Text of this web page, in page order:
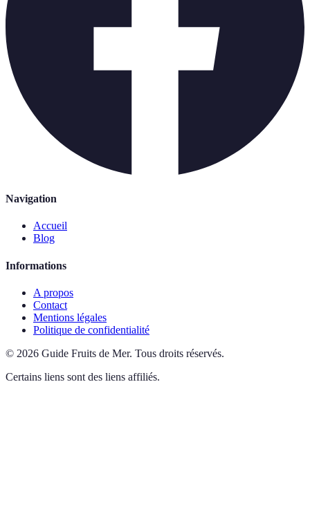
Navigation
Accueil
Blog
Informations
A propos
Contact
Mentions légales
Politique de confidentialité
© 2026 Guide Fruits de Mer. Tous droits réservés.
Certains liens sont des liens affiliés.